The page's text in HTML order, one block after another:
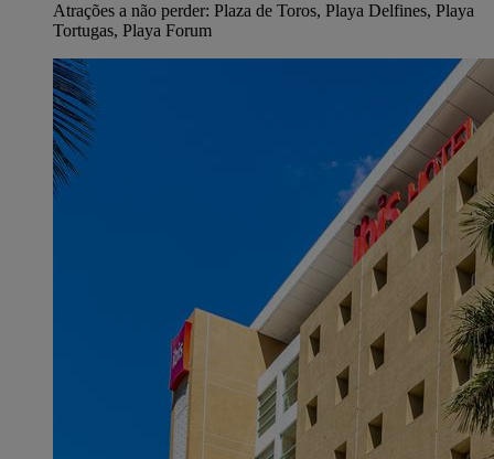
Atrações a não perder: Plaza de Toros, Playa Delfines, Playa
Tortugas, Playa Forum